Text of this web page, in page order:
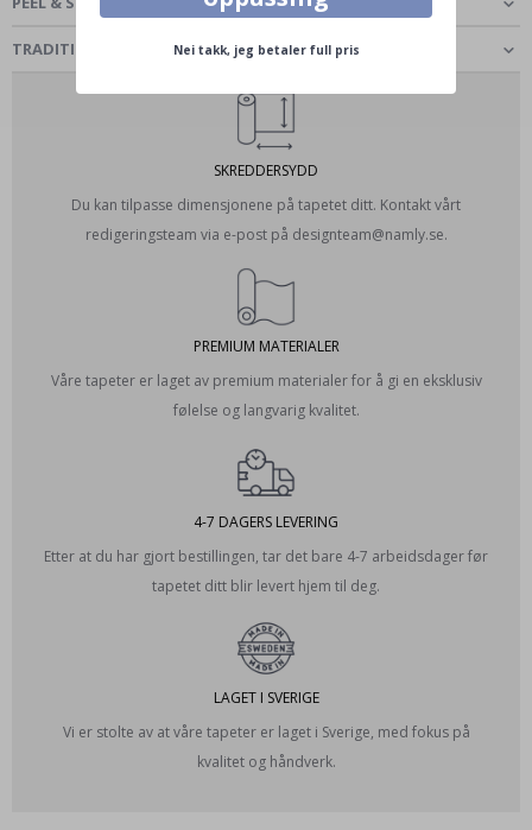
TRADITIONAL CLASSIC - TAPET
SKREDDERSYDD
Du kan tilpasse dimensjonene på tapetet ditt. Kontakt vårt
redigeringsteam via e-post på designteam@namly.se.
PREMIUM MATERIALER
Våre tapeter er laget av premium materialer for å gi en eksklusiv
følelse og langvarig kvalitet.
4-7 DAGERS LEVERING
Etter at du har gjort bestillingen, tar det bare 4-7 arbeidsdager før
tapetet ditt blir levert hjem til deg.
LAGET I SVERIGE
Vi er stolte av at våre tapeter er laget i Sverige, med fokus på
kvalitet og håndverk.
Nei takk, jeg betaler full pris